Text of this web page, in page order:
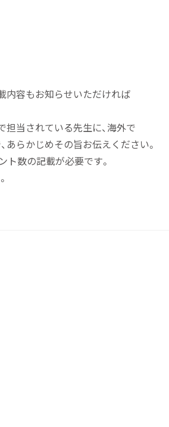
内容もお知らせいただければ
当されている先生に、海外で
らかじめその旨お伝えください。
ト数の記載が必要です。